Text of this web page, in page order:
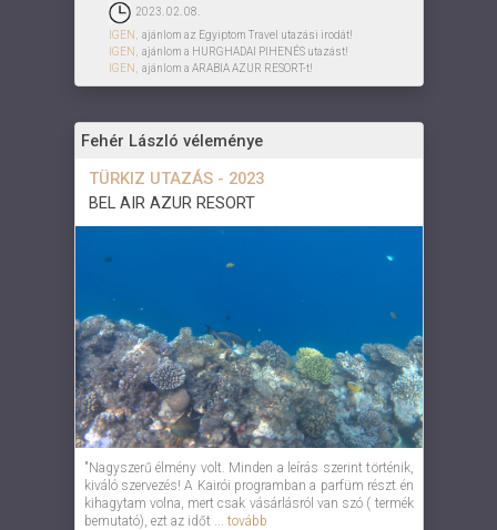
2023. 02. 08.
IGEN,
ajánlom az Egyiptom Travel utazási irodát!
IGEN,
ajánlom a HURGHADAI PIHENÉS utazást!
IGEN,
ajánlom a ARABIA AZUR RESORT-t!
Fehér László véleménye
TÜRKIZ UTAZÁS - 2023
BEL AIR AZUR RESORT
"Nagyszerű élmény volt. Minden a leírás szerint történik,
kiváló szervezés! A Kairói programban a parfüm részt én
kihagytam volna, mert csak vásárlásról van szó ( termék
bemutató), ezt az időt ... tovább